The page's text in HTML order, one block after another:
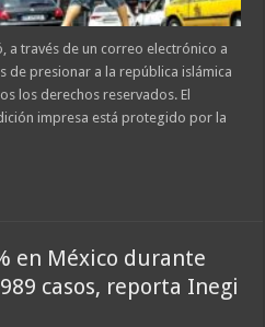
a través de un correo electrónico a
de presionar a la república islámica
los derechos reservados. El
impresa está protegido por la
en México durante
casos, reporta Inegi